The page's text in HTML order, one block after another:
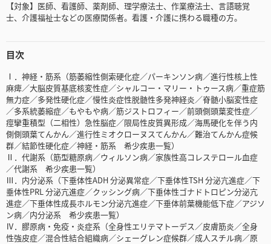
【対象】医師、看護師、薬剤師、理学療法士、作業療法士、言語聴覚
士、介護福祉士などの医療関係者。看護・介護に携わる職種の方。
目次
Ⅰ．神経・筋系（筋萎縮性側索硬化症／パーキンソン病／進行性核上性
麻痺／大脳皮質基底核変性症／シャルコー・マリー・トゥース病／重症筋
無力症／多発性硬化症／慢性炎症性脱髄性多発神経炎／脊髄小脳変性症
／多系統萎縮症／もやもや病／筋ジストロフィー／前頭側頭葉変性症／
痙攣重積型（二相性）急性脳症／限局性皮質異形成／海馬硬化を伴う内
側側頭葉てんかん／進行性ミオクローヌスてんかん／難治てんかん症候
群／結節性硬化症／神経・筋系 希少疾患一覧）
Ⅱ．代謝系（筋型糖原病／ウィルソン病／家族性高コレステロール血症
／代謝系 希少疾患一覧）
Ⅲ．内分泌系（下垂体性ADH 分泌異常症／下垂体性TSH 分泌亢進症／下
垂体性PRL 分泌亢進症／クッシング病／下垂体性ゴナドトロピン分泌亢
進症／下垂体性成長ホルモン分泌亢進症／下垂体前葉機能低下症／アジソ
ン病／内分泌系 希少疾患一覧）
Ⅳ．膠原病・免疫・炎症系（全身性エリテマトーデス／皮膚筋炎／全身
性強皮症／混合性結合組織病／シェーグレン症候群／成人スチル病／原